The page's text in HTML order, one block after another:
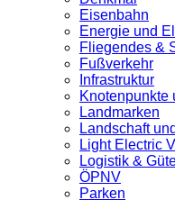
Eisenbahn
Energie und
Fliegendes &
Fußverkehr
Infrastruktur
Knotenpunkte
Landmarken
Landschaft
Light Electric
Logistik &
ÖPNV
Parken